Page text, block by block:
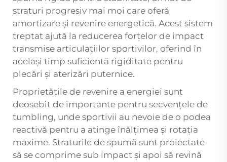
straturi progresiv mai moi care oferă
amortizare și revenire energetică. Acest sistem
treptat ajută la reducerea forțelor de impact
transmise articulațiilor sportivilor, oferind în
același timp suficientă rigiditate pentru
plecări și aterizări puternice.
Proprietățile de revenire a energiei sunt
deosebit de importante pentru secvențele de
tumbling, unde sportivii au nevoie de o podea
reactivă pentru a atinge înălțimea și rotația
maxime. Straturile de spumă sunt proiectate
să se comprime sub impact și apoi să revină